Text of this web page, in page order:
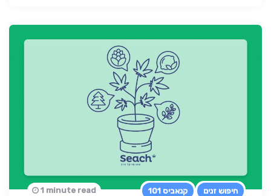
חיפוש זנים קנאביס 101 1 minute read